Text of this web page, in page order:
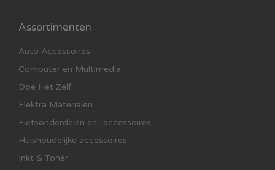
Assortimenten
Auto Accessoires
Computer en Multimedia
Doe Het Zelf
Elektra Materialen
Fietsonderdelen en -accessoires
Huishoudelijke accessoires
Inkt & Toner